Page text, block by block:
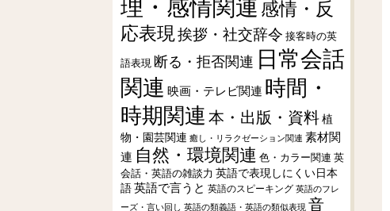
理・感情関連 感情・反
応表現挨拶・社交辞令 接客時の英
語表現 断る・拒否関連 日常会話
関連 映画・テレビ関連 時間・
時期関連 本・出版・資料植
物・園芸関連 癒し・リラクゼーション関連 素材関
連 自然・環境関連 色・カラー関連 英
会話・英語の雑談力 英語で表現しにくい日本
語 英語で言うと 英語のスピーキング 英語のフレ
ーズ・言い回し 英語の類義語・英語の類似表現 音